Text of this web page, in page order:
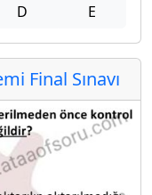
D E
Final Sınavı